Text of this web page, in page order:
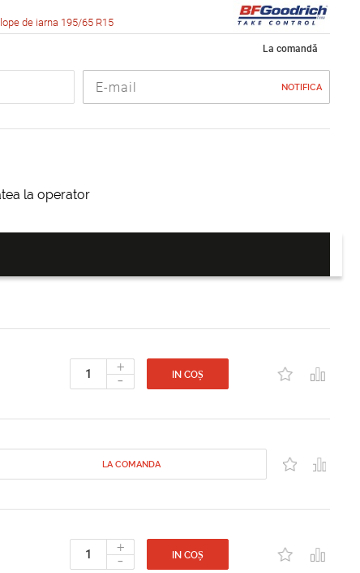
de iarna 195/65 R15
La comandă
NOTIFICA
la operator
+
- IN COȘ
LA COMANDA
+
- IN COȘ